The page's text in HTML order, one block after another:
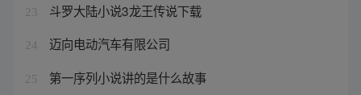
23 斗罗大陆小说3龙王传说下载
24 迈向电动汽车有限公司
25 第一序列小说讲的是什么故事